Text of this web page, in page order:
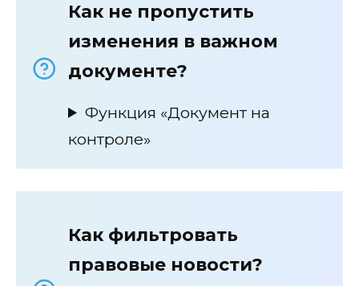
Как не пропустить
изменения в важном
документе?
Функция «Документ на
контроле»
Как фильтровать
правовые новости?